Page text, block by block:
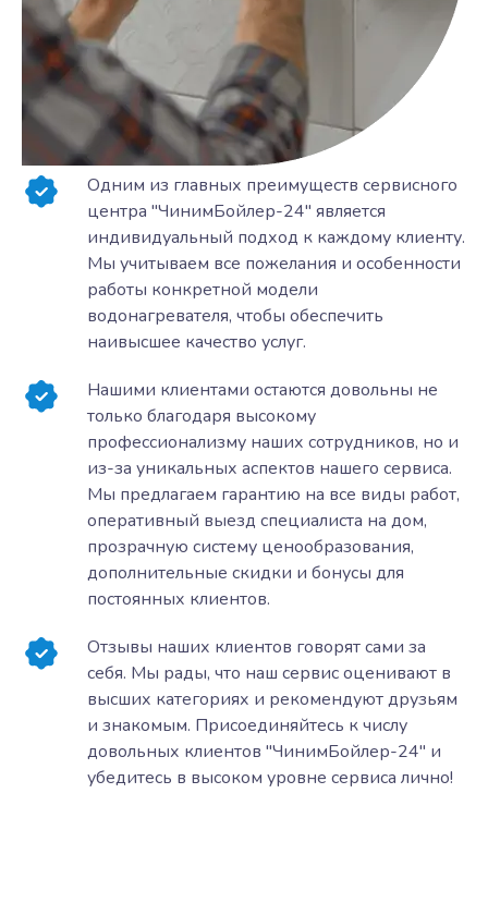
Одним из главных преимуществ сервисного
центра "ЧинимБойлер-24" является
индивидуальный подход к каждому клиенту.
Мы учитываем все пожелания и особенности
работы конкретной модели
водонагревателя, чтобы обеспечить
наивысшее качество услуг.
Нашими клиентами остаются довольны не
только благодаря высокому
профессионализму наших сотрудников, но и
из-за уникальных аспектов нашего сервиса.
Мы предлагаем гарантию на все виды работ,
оперативный выезд специалиста на дом,
прозрачную систему ценообразования,
дополнительные скидки и бонусы для
постоянных клиентов.
Отзывы наших клиентов говорят сами за
себя. Мы рады, что наш сервис оценивают в
высших категориях и рекомендуют друзьям
и знакомым. Присоединяйтесь к числу
довольных клиентов "ЧинимБойлер-24" и
убедитесь в высоком уровне сервиса лично!